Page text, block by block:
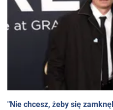
"Nie chcesz, żeby się